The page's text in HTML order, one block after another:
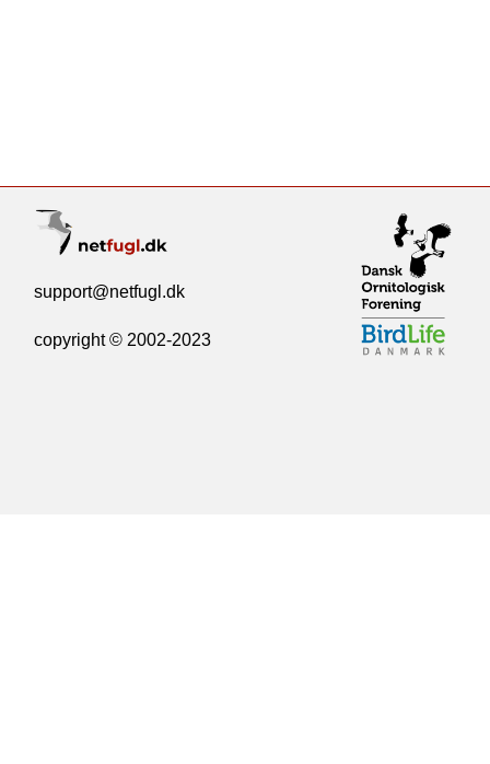
support@netfugl.dk
copyright © 2002-2023